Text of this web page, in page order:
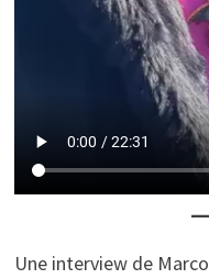
Une interview de